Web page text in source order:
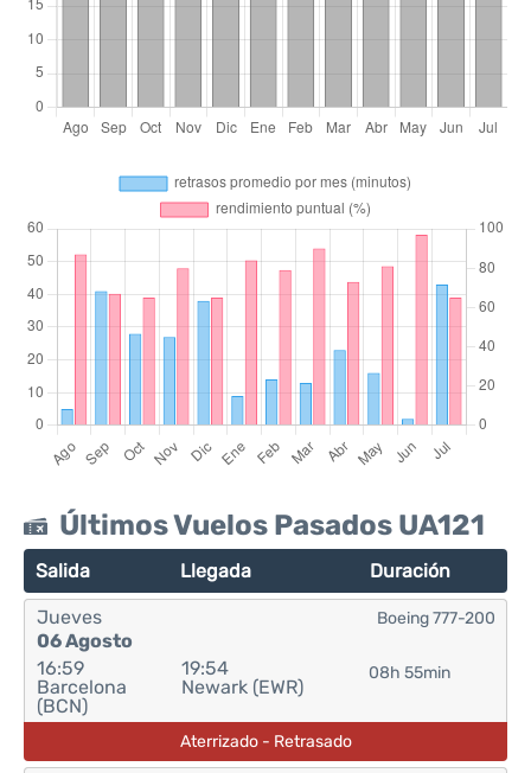
Últimos Vuelos Pasados UA121
Salida Llegada Duración
Jueves
06 Agosto
16:59
Barcelona
(BCN)
19:54
Newark (EWR)
08h 55min
Boeing 777-200
Aterrizado - Retrasado